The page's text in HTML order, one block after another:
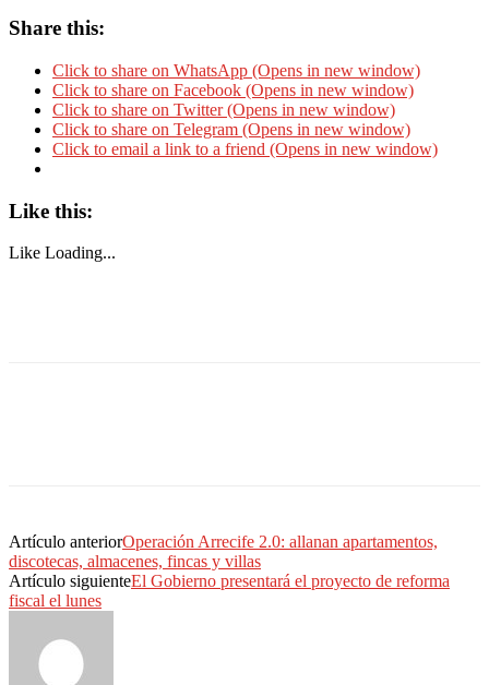
Share this:
Click to share on WhatsApp (Opens in new window)
Click to share on Facebook (Opens in new window)
Click to share on Twitter (Opens in new window)
Click to share on Telegram (Opens in new window)
Click to email a link to a friend (Opens in new window)
Like this:
Like Loading...
Artículo anteriorOperación Arrecife 2.0: allanan apartamentos,
discotecas, almacenes, fincas y villas
Artículo siguienteEl Gobierno presentará el proyecto de reforma
fiscal el lunes